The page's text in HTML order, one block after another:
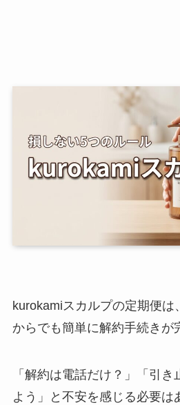
kurokamiスカルプの定期便は
からでも簡単に解約手続きが
「解約は電話だけ？」「引
よう」と不安を感じる必要は